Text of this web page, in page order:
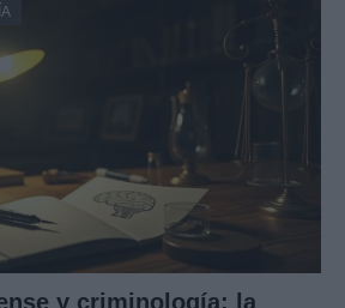
y criminología: la